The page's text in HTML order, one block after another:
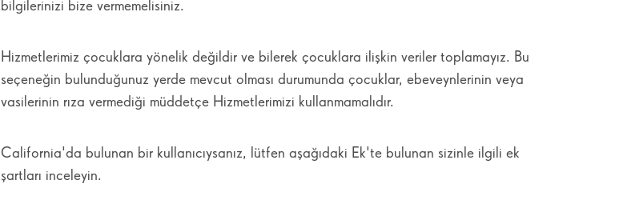
bilgilerinizi bize vermemelisiniz.
Hizmetlerimiz çocuklara yönelik değildir ve bilerek çocuklara ilişkin veriler toplamayız. Bu
seçeneğin bulunduğunuz yerde mevcut olması durumunda çocuklar, ebeveynlerinin veya
vasilerinin rıza vermediği müddetçe Hizmetlerimizi kullanmamalıdır.
California'da bulunan bir kullanıcıysanız, lütfen aşağıdaki Ek'te bulunan sizinle ilgili ek
şartları inceleyin.